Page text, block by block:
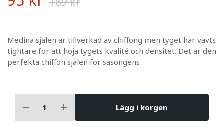
Medina sjalen är tillverkad av chiffong men tyget har vävts
tightare för att höja tygets kvalité och densitet. Det är den
perfekta chiffon sjalen för säsongens
Lägg i korgen